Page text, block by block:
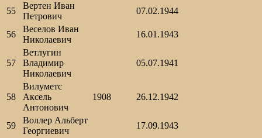
55
Вертен Иван
Петрович
07.02.1944
56
Веселов Иван
Николаевич
16.01.1943
57
Ветлугин
Владимир
Николаевич
05.07.1941
58
Вилуметс
Аксель
Антонович
1908 26.12.1942
59
Воллер Альберт
Георгиевич
17.09.1943